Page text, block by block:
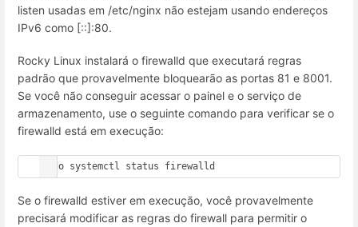
listen usadas em /etc/nginx não estejam usando endereços
IPv6 como [::]:80.
Rocky Linux instalará o firewalld que executará regras
padrão que provavelmente bloquearão as portas 81 e 8001.
Se você não conseguir acessar o painel e o serviço de
armazenamento, use o seguinte comando para verificar se o
firewalld está em execução:
sudo systemctl status firewalld
Se o firewalld estiver em execução, você provavelmente
precisará modificar as regras do firewall para permitir o